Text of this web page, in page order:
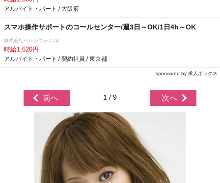
アルバイト・パート / 大阪府
スマホ操作サポートのコールセンター/週3日～OK/1日4h～OK
株式会社ベルシステム24
時給1,620円
アルバイト・パート / 契約社員 / 東京都
sponsored by 求人ボックス
前へ 1 / 9 次へ